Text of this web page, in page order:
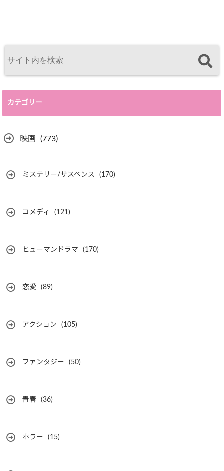
カテゴリー
映画 (773)
ミステリー/サスペンス (170)
コメディ (121)
ヒューマンドラマ (170)
恋愛 (89)
アクション (105)
ファンタジー (50)
青春 (36)
ホラー (15)